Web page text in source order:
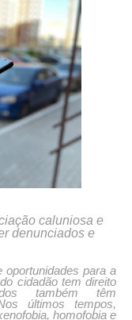
caluniosa e
denunciados e
oportunidades para a
cidadão tem direito
também têm
últimos tempos,
homofobia e